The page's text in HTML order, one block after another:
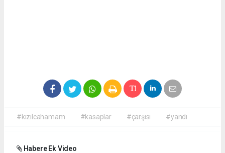
#kızılcahamam #kasaplar #çarşısı #yandı
Habere Ek Video